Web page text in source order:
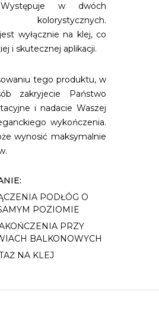
w dwóch
kolorystycznych.
wyłącznie na klej, co
i skutecznej aplikacji.
tego produktu, w
zakryjecie Państwo
i nadacie Waszej
wykończenia.
wynosić maksymalnie
PODŁÓG O
POZIOMIE
PRZY
BALKONOWYCH
NA KLEJ